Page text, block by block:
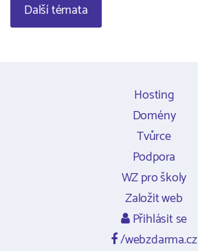
Další témata
Hosting
Domény
Tvůrce
Podpora
WZ pro školy
Založit web
Přihlásit se
/webzdarma.cz